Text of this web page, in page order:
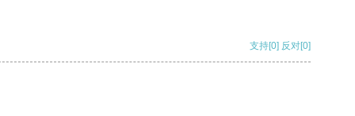
支持[0] 反对[0]